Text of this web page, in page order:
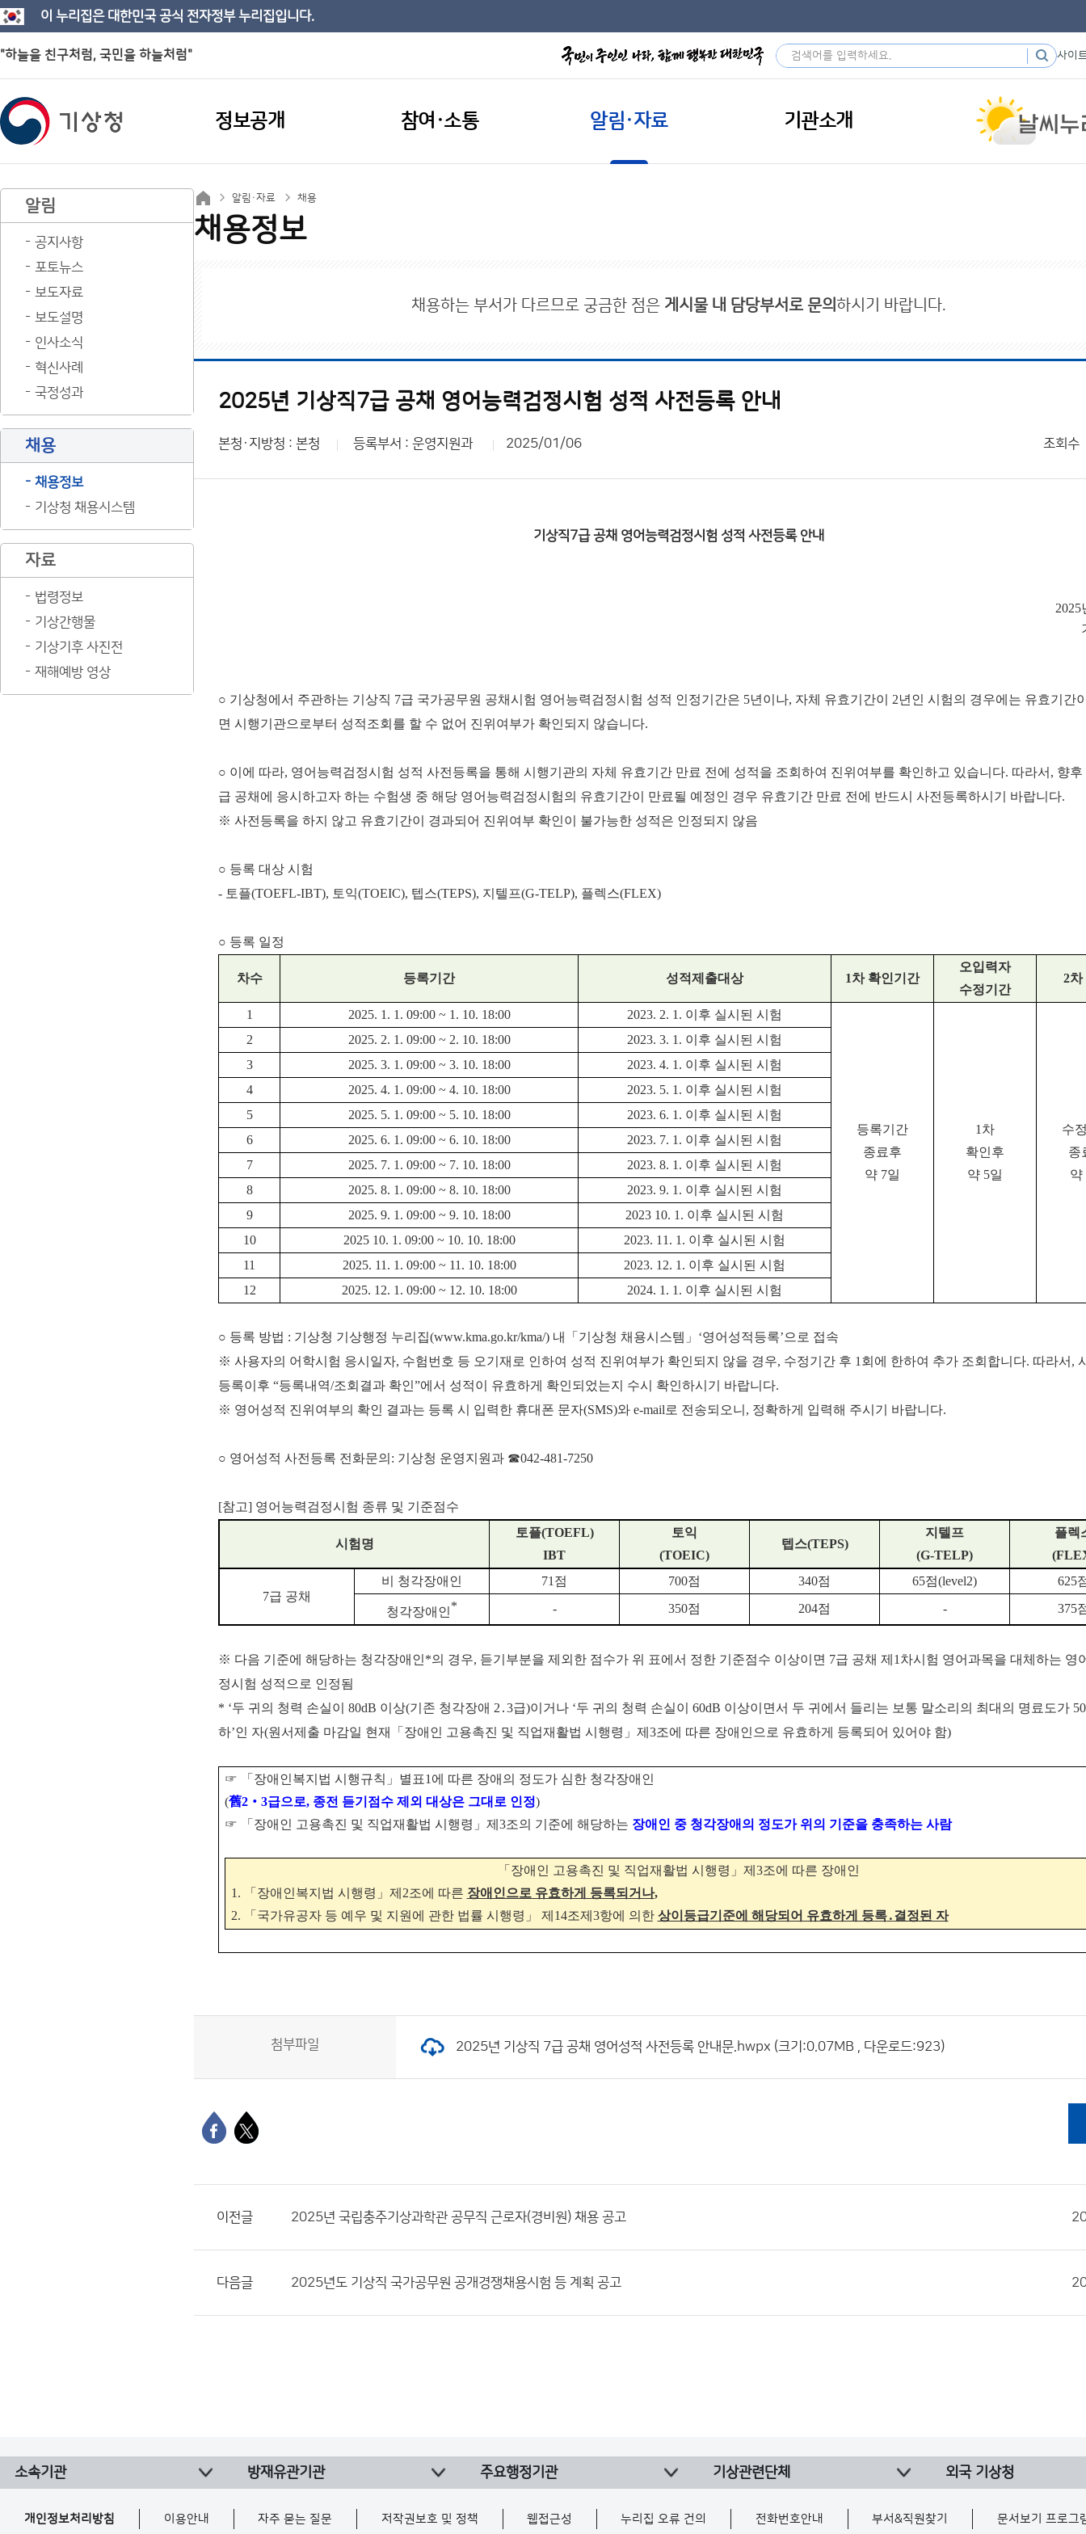
이 누리집은 대한민국 공식 전자정부 누리집입니다.
"하늘을 친구처럼, 국민을 하늘처럼" 사이
정보공개 참여·소통 알림·자료 기관소개
알림
공지사항
포토뉴스
보도자료
보도설명
인사소식
혁신사례
국정성과
채용
채용정보
기상청 채용시스템
자료
법령정보
기상간행물
기상기후 사진전
재해예방 영상
알림·자료 채용
채용정보
채용하는 부서가 다르므로 궁금한 점은 게시물 내 담당부서로 문의하시기 바랍니다.
2025년 기상직7급 공채 영어능력검정시험 성적 사전등록 안내
본청·지방청 : 본청 등록부서 : 운영지원과 2025/01/06 조회수
기상직7급 공채 영어능력검정시험 성적 사전등록 안내
2025
○ 기상청에서 주관하는 기상직 7급 국가공무원 공채시험 영어능력검정시험 성적 인정기간은 5년이나, 자체 유효기간이 2년인 시험의 경우에는 유효기간
면 시행기관으로부터 성적조회를 할 수 없어 진위여부가 확인되지 않습니다.
○ 이에 따라, 영어능력검정시험 성적 사전등록을 통해 시행기관의 자체 유효기간 만료 전에 성적을 조회하여 진위여부를 확인하고 있습니다. 따라서, 향후
급 공채에 응시하고자 하는 수험생 중 해당 영어능력검정시험의 유효기간이 만료될 예정인 경우 유효기간 만료 전에 반드시 사전등록하시기 바랍니다.
※ 사전등록을 하지 않고 유효기간이 경과되어 진위여부 확인이 불가능한 성적은 인정되지 않음
○ 등록 대상 시험
- 토플(TOEFL-IBT), 토익(TOEIC), 텝스(TEPS), 지텔프(G-TELP), 플렉스(FLEX)
○ 등록 일정
차수 등록기간 성적제출대상 1차 확인기간
오입력자
수정기간
2차
1 2025. 1. 1. 09:00 ~ 1. 10. 18:00 2023. 2. 1. 이후 실시된 시험
등록기간
종료후
약 7일
1차
확인후
약 5일
수
종
약
2 2025. 2. 1. 09:00 ~ 2. 10. 18:00
2023. 3. 1. 이후 실시된 시험
3
2025. 3. 1. 09:00 ~ 3. 10. 18:00
2023. 4. 1. 이후 실시된 시험
4
2025. 4. 1. 09:00 ~ 4. 10. 18:00
2023. 5. 1. 이후 실시된 시험
5
2025. 5. 1. 09:00 ~ 5. 10. 18:00
2023. 6. 1. 이후 실시된 시험
6
2025. 6. 1. 09:00 ~ 6. 10. 18:00
2023. 7. 1. 이후 실시된 시험
7
2025. 7. 1. 09:00 ~ 7. 10. 18:00
2023. 8. 1. 이후 실시된 시험
8
2025. 8. 1. 09:00 ~ 8. 10. 18:00
2023. 9. 1. 이후 실시된 시험
9
2025. 9. 1. 09:00 ~ 9. 10. 18:00
2023 10. 1. 이후 실시된 시험
10
2025 10. 1. 09:00 ~ 10. 10. 18:00
2023. 11. 1. 이후 실시된 시험
11
2025. 11. 1. 09:00 ~ 11. 10. 18:00
2023. 12. 1. 이후 실시된 시험
12
2025. 12. 1. 09:00 ~ 12. 10. 18:00 2024. 1. 1. 이후 실시된 시험
○ 등록 방법 : 기상청 기상행정 누리집(www.kma.go.kr/kma/) 내「기상청 채용시스템」‘영어성적등록’으로 접속
※ 사용자의 어학시험 응시일자, 수험번호 등 오기재로 인하여 성적 진위여부가 확인되지 않을 경우, 수정기간 후 1회에 한하여 추가 조회합니다. 따라서,
등록이후 “등록내역/조회결과 확인”에서 성적이 유효하게 확인되었는지 수시 확인하시기 바랍니다.
※ 영어성적 진위여부의 확인 결과는 등록 시 입력한 휴대폰 문자(SMS)와 e-mail로 전송되오니, 정확하게 입력해 주시기 바랍니다.
○ 영어성적 사전등록 전화문의: 기상청 운영지원과 ☎042-481-7250
[참고] 영어능력검정시험 종류 및 기준점수
시험명
토플(TOEFL)
IBT
토익
(TOEIC)
텝스(TEPS)
지텔프
(G-TELP)
플렉
7급 공채
비 청각장애인 71점 700점 340점 65점(level2) 625
청각장애인* - 350점 204점 - 375
※ 다음 기준에 해당하는 청각장애인*의 경우, 듣기부분을 제외한 점수가 위 표에서 정한 기준점수 이상이면 7급 공채 제1차시험 영어과목을 대체하는 영
정시험 성적으로 인정됨
* ‘두 귀의 청력 손실이 80dB 이상(기존 청각장애 2․3급)이거나 ‘두 귀의 청력 손실이 60dB 이상이면서 두 귀에서 들리는 보통 말소리의 최대의 명료도가
하’인 자(원서제출 마감일 현재「장애인 고용촉진 및 직업재활법 시행령」제3조에 따른 장애인으로 유효하게 등록되어 있어야 함)
☞ 「 장애인복지법 시행규칙 」 별표1 에 따른 장애의 정도가 심한 청각장애인
(舊2‧ 3급으로, 종전 듣기점수 제외 대상은 그대로 인정)
☞
「 장애인 고용촉진 및 직업재활법 시행령 」 제 3조의 기준에 해당하는 장애인 중 청각장애의 정도가 위의 기준을 충족하는 사람
「 장애인 고용촉진 및 직업재활법 시행령 」 제 3조에 따른 장애인
1.
「 장애인복지법 시행령 」 제 2조에 따른 장애인으로 유효하게 등록되거나,
2.
「 국가유공자 등 예우 및 지원에 관한 법률 시행령 」 제 14조제 3항에 의한 상이등급기준에 해당되어 유효하게 등록․결정된 자
첨부파일 2025년 기상직 7급 공채 영어성적 사전등록 안내문.hwpx (크기:0.07MB , 다운로드:923)
이전글 2025년 국립충주기상과학관 공무직 근로자(경비원) 채용 공고
다음글 2025년도 기상직 국가공무원 공개경쟁채용시험 등 계획 공고
소속기관 방재유관기관 주요행정기관 기상관련단체 외국 기상청
개인정보처리방침 이용안내 자주 묻는 질문 저작권보호 및 정책 웹접근성 누리집 오류 건의 전화번호안내 부서&직원찾기 문서보기 프로그